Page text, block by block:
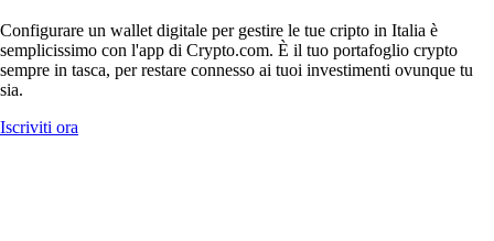
Configurare un wallet digitale per gestire le tue cripto in Italia è
semplicissimo con l'app di Crypto.com. È il tuo portafoglio crypto
sempre in tasca, per restare connesso ai tuoi investimenti ovunque tu
sia.
Iscriviti ora